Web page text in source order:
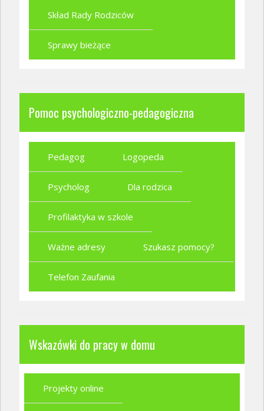
Skład Rady Rodziców
Sprawy bieżące
Pomoc psychologiczno-pedagogiczna
Pedagog Logopeda
Psycholog Dla rodzica
Profilaktyka w szkole
Ważne adresy Szukasz pomocy?
Telefon Zaufania
Wskazówki do pracy w domu
Projekty online